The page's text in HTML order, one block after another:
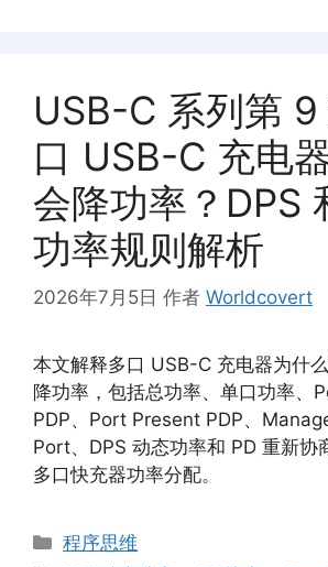
USB-C 系列第 9
口 USB-C 充电
会降功率？DPS
功率规则解析
2026年7月5日 作者 Worldcovert
本文解释多口 USB-C 充电器为什
降功率，包括总功率、单口功率、
PDP、Port Present PDP、
Port、DPS 动态功率和 PD 重新协
多口快充器功率分配。
分
程序思维